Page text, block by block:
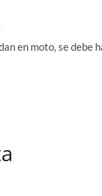
en moto, se debe